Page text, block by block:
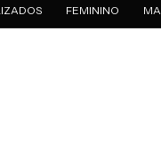
FEMININO